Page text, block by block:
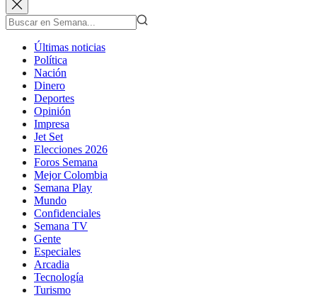
Últimas noticias
Política
Nación
Dinero
Deportes
Opinión
Impresa
Jet Set
Elecciones 2026
Foros Semana
Mejor Colombia
Semana Play
Mundo
Confidenciales
Semana TV
Gente
Especiales
Arcadia
Tecnología
Turismo